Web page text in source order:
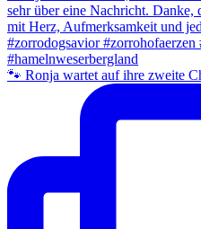
🐾 Ronja wartet auf ihre zweite